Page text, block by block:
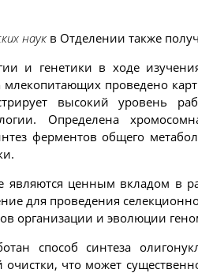
наук в Отделении также
и генетики в ходе
млекопитающих проведено
высокий уровень
Определена
ферментов общего
ценным вкладом в
для проведения
организации и эволюции
способ синтеза
очистки, что может